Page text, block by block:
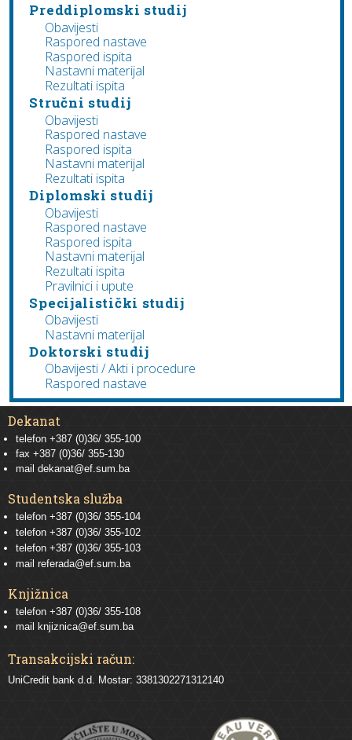
Preddiplomski studij
Obavijesti
Raspored nastave
Raspored ispita
Nastavni materijal
Rezultati ispita
Stručni studij
Obavijesti
Raspored nastave
Raspored ispita
Nastavni materijal
Rezultati ispita
Diplomski studij
Obavijesti
Raspored nastave
Raspored ispita
Nastavni materijal
Rezultati ispita
Pravilnici i upute
Specijalistički studij
Obavijesti
Nastavni materijal
Doktorski studij
Obavijesti / Akti i procedure
Raspored nastave
Dekanat
telefon +387 (0)36/ 355-100
fax +387 (0)36/ 355-130
mail dekanat@ef.sum.ba
Studentska služba
telefon +387 (0)36/ 355-104
telefon +387 (0)36/ 355-102
telefon +387 (0)36/ 355-103
mail referada@ef.sum.ba
Knjižnica
telefon +387 (0)36/ 355-108
mail
knjiznica@ef.sum.ba
Transakcijski račun:
UniCredit bank d.d. Mostar: 3381302271312140